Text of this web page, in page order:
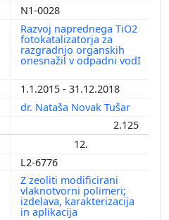
N1-0028
Razvoj naprednega TiO2
fotokatalizatorja za
razgradnjo organskih
onesnažil v odpadni vodI
1.1.2015 - 31.12.2018
dr. Nataša Novak Tušar
2.125
12.
L2-6776
Z zeoliti modificirani
vlaknotvorni polimeri;
izdelava, karakterizacija
in aplikacija